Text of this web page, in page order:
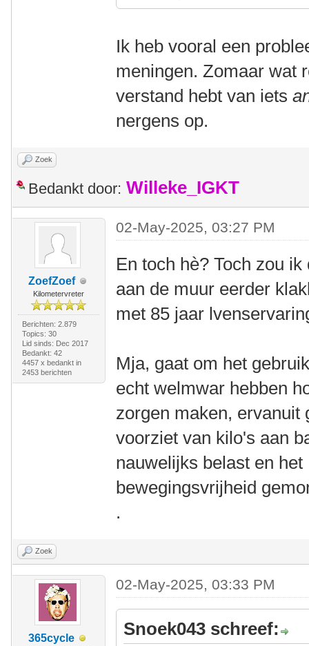
Ik heb vooral een
meningen. Zomaar wat
verstand hebt van iets
nergens op.
Zoek
Bedankt door: Willeke_IGKT
ZoefZoef
Kilometervreter
Berichten: 2.879
Topics: 30
Lid sinds: Dec 2017
Bedankt: 42
4457 x bedankt in
2453 berichten
02-May-2025, 03:27 PM
En toch hè? Toch zou
aan de muur eerder
met 85 jaar
Mja, gaat om het
echt welmwar hebben
zorgen maken, ervanuit
voorziet van kilo's aan
nauwelijks belast en
bewegingsvrijheid
.
Zoek
365cycle
02-May-2025, 03:33 PM
Snoek043 schreef: